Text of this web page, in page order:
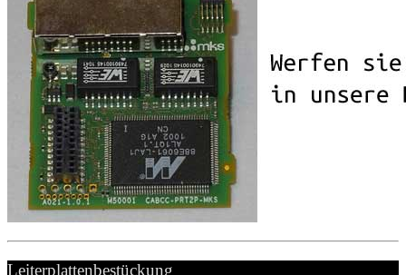
Leiterplattenbestückung